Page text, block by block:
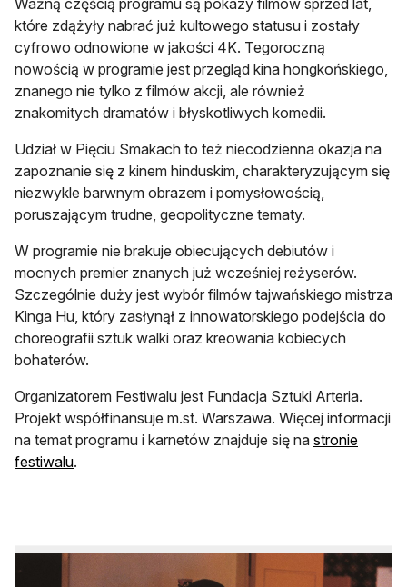
Ważną częścią programu są pokazy filmów sprzed lat,
które zdążyły nabrać już kultowego statusu i zostały
cyfrowo odnowione w jakości 4K. Tegoroczną
nowością w programie jest przegląd kina hongkońskiego,
znanego nie tylko z filmów akcji, ale również
znakomitych dramatów i błyskotliwych komedii.
Udział w Pięciu Smakach to też niecodzienna okazja na
zapoznanie się z kinem hinduskim, charakteryzującym się
niezwykle barwnym obrazem i pomysłowością,
poruszającym trudne, geopolityczne tematy.
W programie nie brakuje obiecujących debiutów i
mocnych premier znanych już wcześniej reżyserów.
Szczególnie duży jest wybór filmów tajwańskiego mistrza
Kinga Hu, który zasłynął z innowatorskiego podejścia do
choreografii sztuk walki oraz kreowania kobiecych
bohaterów.
Organizatorem Festiwalu jest Fundacja Sztuki Arteria.
Projekt współfinansuje m.st. Warszawa. Więcej informacji
na temat programu i karnetów znajduje się na stronie
festiwaluotwiera się w nowej karcie
.